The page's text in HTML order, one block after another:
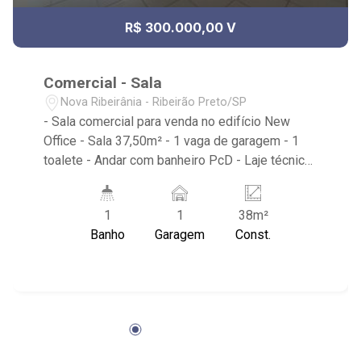
R$ 300.000,00 V
Comercial - Sala
Nova Ribeirânia - Ribeirão Preto/SP
- Sala comercial para venda no edifício New
Office - Sala 37,50m² - 1 vaga de garagem - 1
toalete - Andar com banheiro PcD - Laje técnica
Condomínio com 2 Salas de reuniões - Espaço
para Coffee Break - Conjunto com Sala de
Treinamento - Próximo Justiça do Trabalho,
1
Banho
1
Garagem
38m²
Const.